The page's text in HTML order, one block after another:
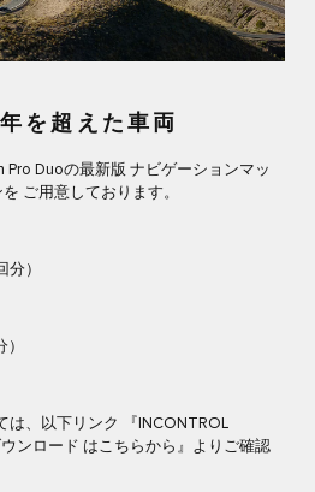
を超えた車両
Pro Duoの最新版 ナビゲーションマッ
ご用意しております。
分）
は、以下リンク 『INCONTROL
ンロード はこちらから』よりご確認